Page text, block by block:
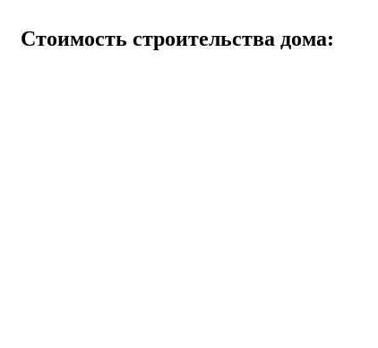
Стоимость строительства дома: